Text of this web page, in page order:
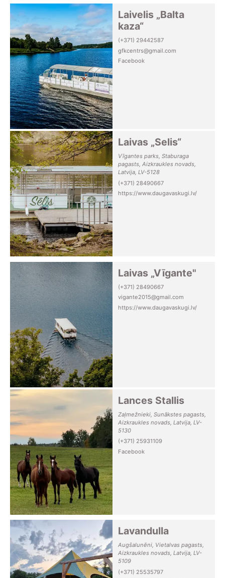
Laivelis „Balta
kaza“
(+371) 29442587
gfkcentrs@gmail.com
Facebook
Laivas „Selis“
Vīgantes parks, Staburaga
pagasts, Aizkraukles novads,
Latvija, LV-5128
(+371) 28490667
https://www.daugavaskugi.lv/
Laivas „Vīgante"
(+371) 28490667
vigante2015@gmail.com
https://www.daugavaskugi.lv/
Lances Stallis
Zaļmežnieki, Sunākstes pagasts,
Aizkraukles novads, Latvija, LV-
5130
(+371) 25931109
Facebook
Lavandulla
Augšalunēni, Vietalvas pagasts,
Aizkraukles novads, Latvija, LV-
5109
(+371) 25535797